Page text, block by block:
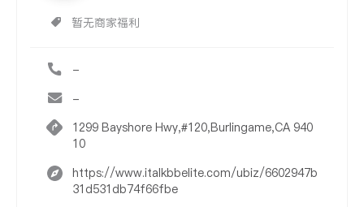
暂无商家福利
-
-
1299 Bayshore Hwy,#120,Burlingame,CA 940
10
https://www.italkbbelite.com/ubiz/6602947b
31d531db74f66fbe